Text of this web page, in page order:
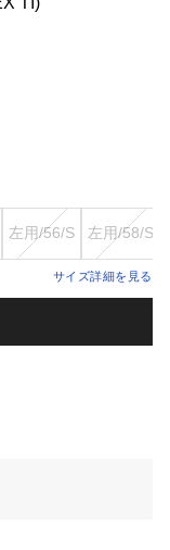
左用/56/S 左用/58/S
サイズ詳細を見る